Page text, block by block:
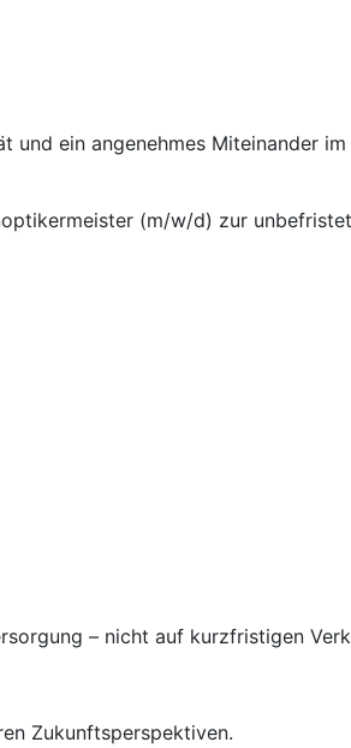
und ein angenehmes Miteinander
(m/w/d) zur
– nicht auf kurzfristigen
Zukunftsperspektiven.